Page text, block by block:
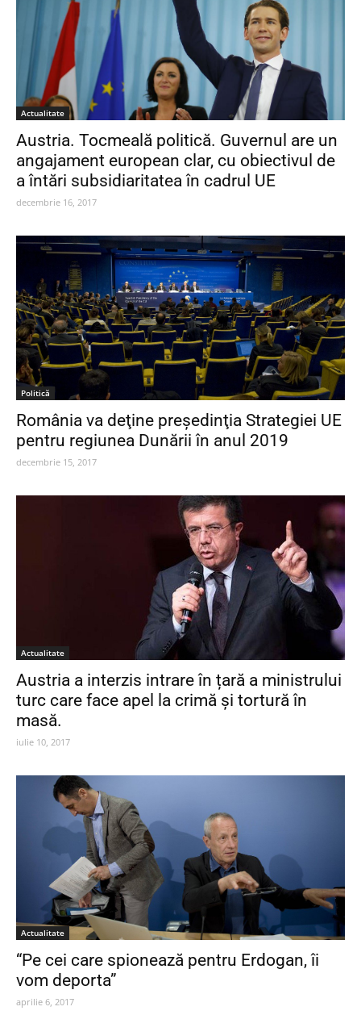
Actualitate
Austria. Tocmeală politică. Guvernul are un
angajament european clar, cu obiectivul de
a întări subsidiaritatea în cadrul UE
decembrie 16, 2017
Politică
România va deţine preşedinţia Strategiei UE
pentru regiunea Dunării în anul 2019
decembrie 15, 2017
Actualitate
Austria a interzis intrare în țară a ministrului
turc care face apel la crimă și tortură în
masă.
iulie 10, 2017
Actualitate
“Pe cei care spionează pentru Erdogan, îi
vom deporta”
aprilie 6, 2017